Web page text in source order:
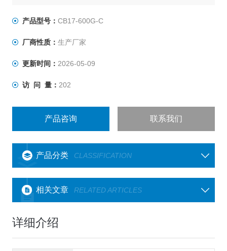
力优选元件。
产品型号： CB17-600G-C
厂商性质： 生产厂家
更新时间： 2026-05-09
访 问 量： 202
产品咨询 联系我们
产品分类 CLASSIFICATION
相关文章 RELATED ARTICLES
详细介绍